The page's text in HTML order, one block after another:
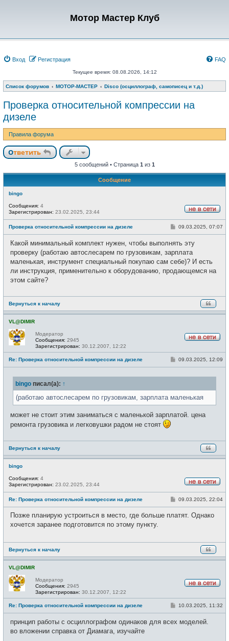
Мотор Мастер Клуб
Вход Регистрация FAQ
Текущее время: 08.08.2026, 14:12
Список форумов МОТОР-МАСТЕР Disco (осциллограф, самописец и т.д.)
Проверка относительной компрессии на
дизеле
Правила форума
Ответить
5 сообщений • Страница 1 из 1
Сообщение
bingo
в
с
Сообщения: 4
Зарегистрирован: 23.02.2025, 23:44
Проверка относительной компрессии на дизеле
С
б
щ
н
и
е
09.03.2025, 07:07
Какой минимальный комплект нужен, чтобы выполнять эту
проверку (работаю автослесарем по грузовикам, зарплата
маленькая, инструмент специальный покупаю сам себе)? И есть
ли инструкция, применительно к оборудованию, продающемся на
этом сайте?
Вернуться к началу
VL@DIMIR
с
е
Модератор
Сообщения: 2945
Зарегистрирован: 30.12.2007, 12:22
Re: Проверка относительной компрессии на дизеле
С
б
е
н
09.03.2025, 12:09
bingo писал(а): ↑
(работаю автослесарем по грузовикам, зарплата маленькая
может не стоит этим заниматься с маленькой зарплатой. цена
ремонта грузовика и легковушки радом не стоят
Вернуться к началу
bingo
в
с
Сообщения: 4
Зарегистрирован: 23.02.2025, 23:44
Re: Проверка относительной компрессии на дизеле
С
б
и
09.03.2025, 22:04
Позже планирую устроиться в место, где больше платят. Однако
хочется заранее подготовится по этому пункту.
Вернуться к началу
VL@DIMIR
в
с
е
Модератор
Сообщения: 2945
Зарегистрирован: 30.12.2007, 12:22
Re: Проверка относительной компрессии на дизеле
С
б
10.03.2025, 11:32
принцип работы с осциллографом одинаков для всех моделей.
во вложении справка от Диамага, изучайте